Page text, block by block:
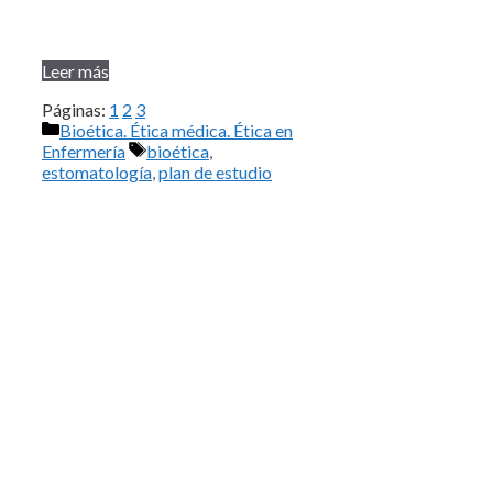
Leer más
Páginas: 1 2 3
Categorías
Bioética. Ética médica. Ética en
Enfermería
Etiquetas
bioética
estomatología plan de estudio